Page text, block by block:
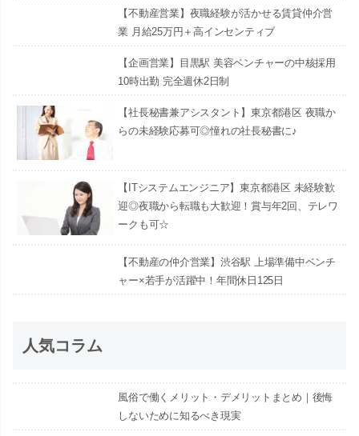
【不動産営業】夜職経験が活かせる賃貸仲介営
業 月給25万円＋高インセンティブ
【企画営業】目黒駅 美容ベンチャーの中核採用
10時出勤 完全週休2日制
【社長秘書兼アシスタント】東京都港区 夜職か
らの未経験応募可◎憧れの社長秘書に♪
【ITシステムエンジニア】東京都港区 未経験歓
迎◎夜職から転職も大歓迎！賞与年2回、テレワ
ークも可☆
【不動産の仲介営業】渋谷駅 上場準備中ベンチ
ャー×若手が活躍中！年間休日125日
人気コラム
風俗で働くメリット・デメリットまとめ｜後悔
しないために知るべき現実